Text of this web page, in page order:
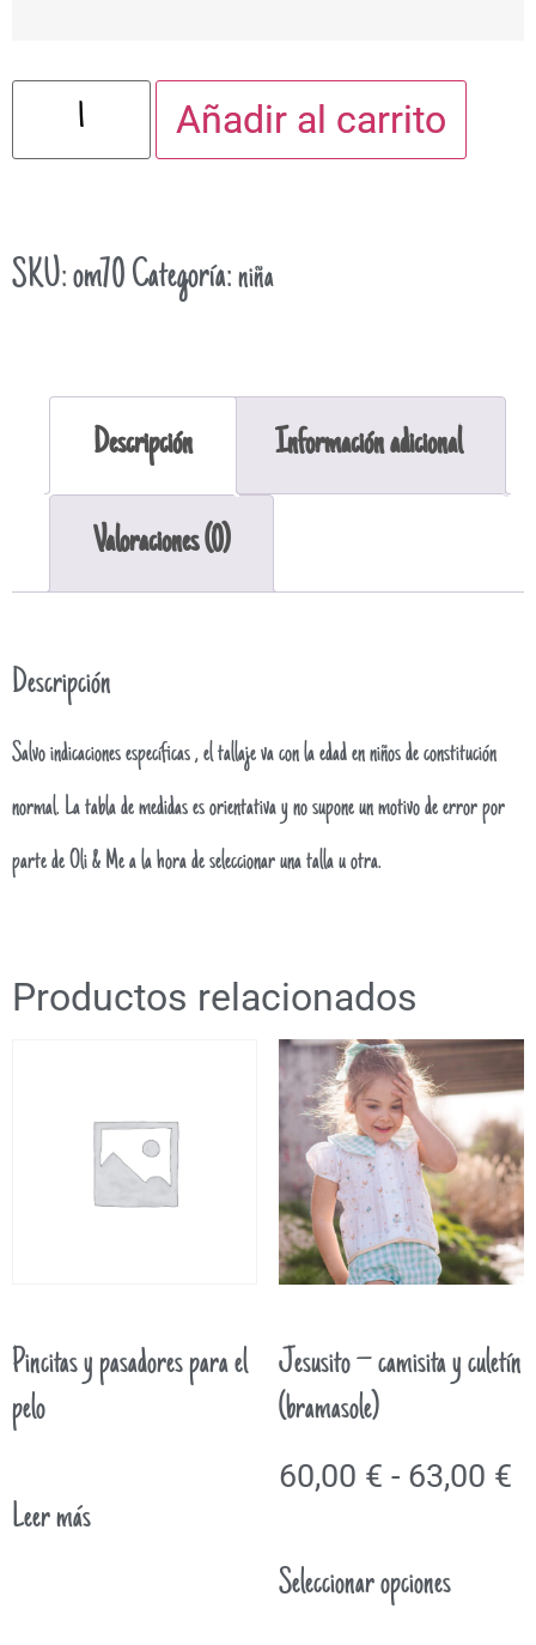
Añadir al carrito
SKU:om70Categoría:niña
Descripción Información adicional
Valoraciones (0)
Descripción
Salvo indicaciones específicas , el tallaje va con la edad en niños de constitución
normal. La tabla de medidas es orientativa y no supone un motivo de error por
parte de Oli & Me a la hora de seleccionar una talla u otra.
Productos relacionados
Pincitas y pasadores para el
pelo
Leer más
Jesusito – camisita y culetín
(bramasole)
60,00 € - 63,00 €
Seleccionar opciones